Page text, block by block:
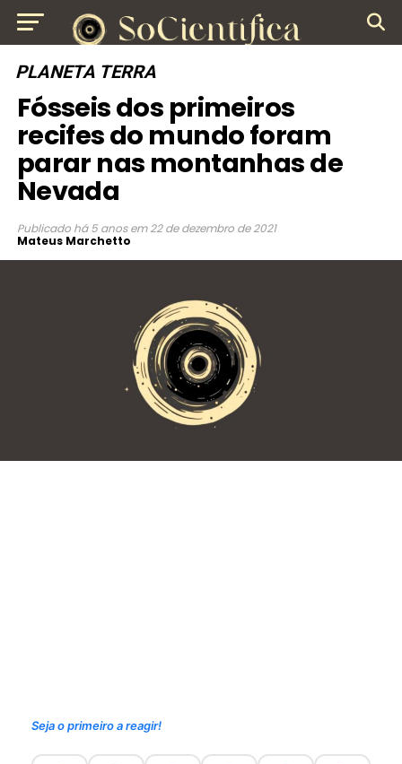
PLANETA TERRA
Fósseis dos primeiros
recifes do mundo foram
parar nas montanhas de
Nevada
Publicado há 5 anos em 22 de dezembro de 2021
Mateus Marchetto
Seja o primeiro a reagir!